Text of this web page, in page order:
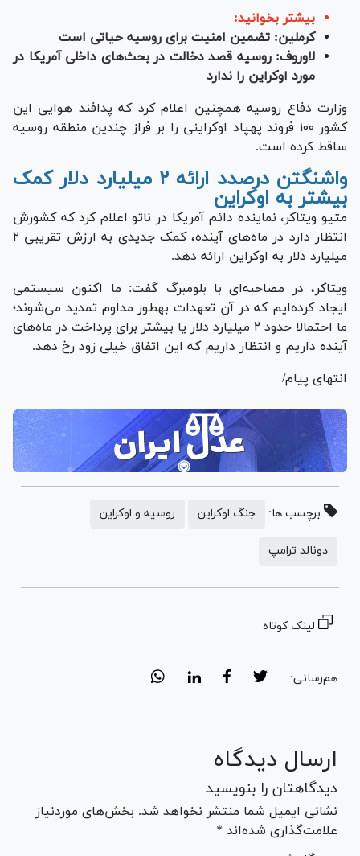
بیشتر بخوانید:
کرملین: تضمین امنیت برای روسیه حیاتی است
لاوروف: روسیه قصد دخالت در بحث‌های داخلی آمریکا در
مورد اوکراین را ندارد
وزارت دفاع روسیه همچنین اعلام کرد که پدافند هوایی این
کشور ۱۰۰ فروند پهپاد اوکراینی را بر فراز چندین منطقه روسیه
ساقط کرده است.
واشنگتن درصدد ارائه ۲ میلیارد دلار کمک
بیشتر به اوکراین
متیو ویتاکر، نماینده دائم آمریکا در ناتو اعلام کرد که کشورش
انتظار دارد در ماه‌های آینده، کمک جدیدی به ارزش تقریبی ۲
میلیارد دلار به اوکراین ارائه دهد.
ویتاکر، در مصاحبه‌ای با بلومبرگ گفت: ما اکنون سیستمی
ایجاد کرده‌ایم که در آن تعهدات به‎طور مداوم تمدید می‌شوند؛
ما احتمالا حدود ۲ میلیارد دلار یا بیشتر برای پرداخت در ماه‌های
آینده داریم و انتظار داریم که این اتفاق خیلی زود رخ دهد.
انتهای پیام/
برچسب ها: جنگ اوکراین روسیه و اوکراین
دونالد ترامپ
لینک کوتاه
هم‌رسانی:
ارسال دیدگاه
دیدگاهتان را بنویسید
نشانی ایمیل شما منتشر نخواهد شد. بخش‌های موردنیاز
علامت‌گذاری شده‌اند *